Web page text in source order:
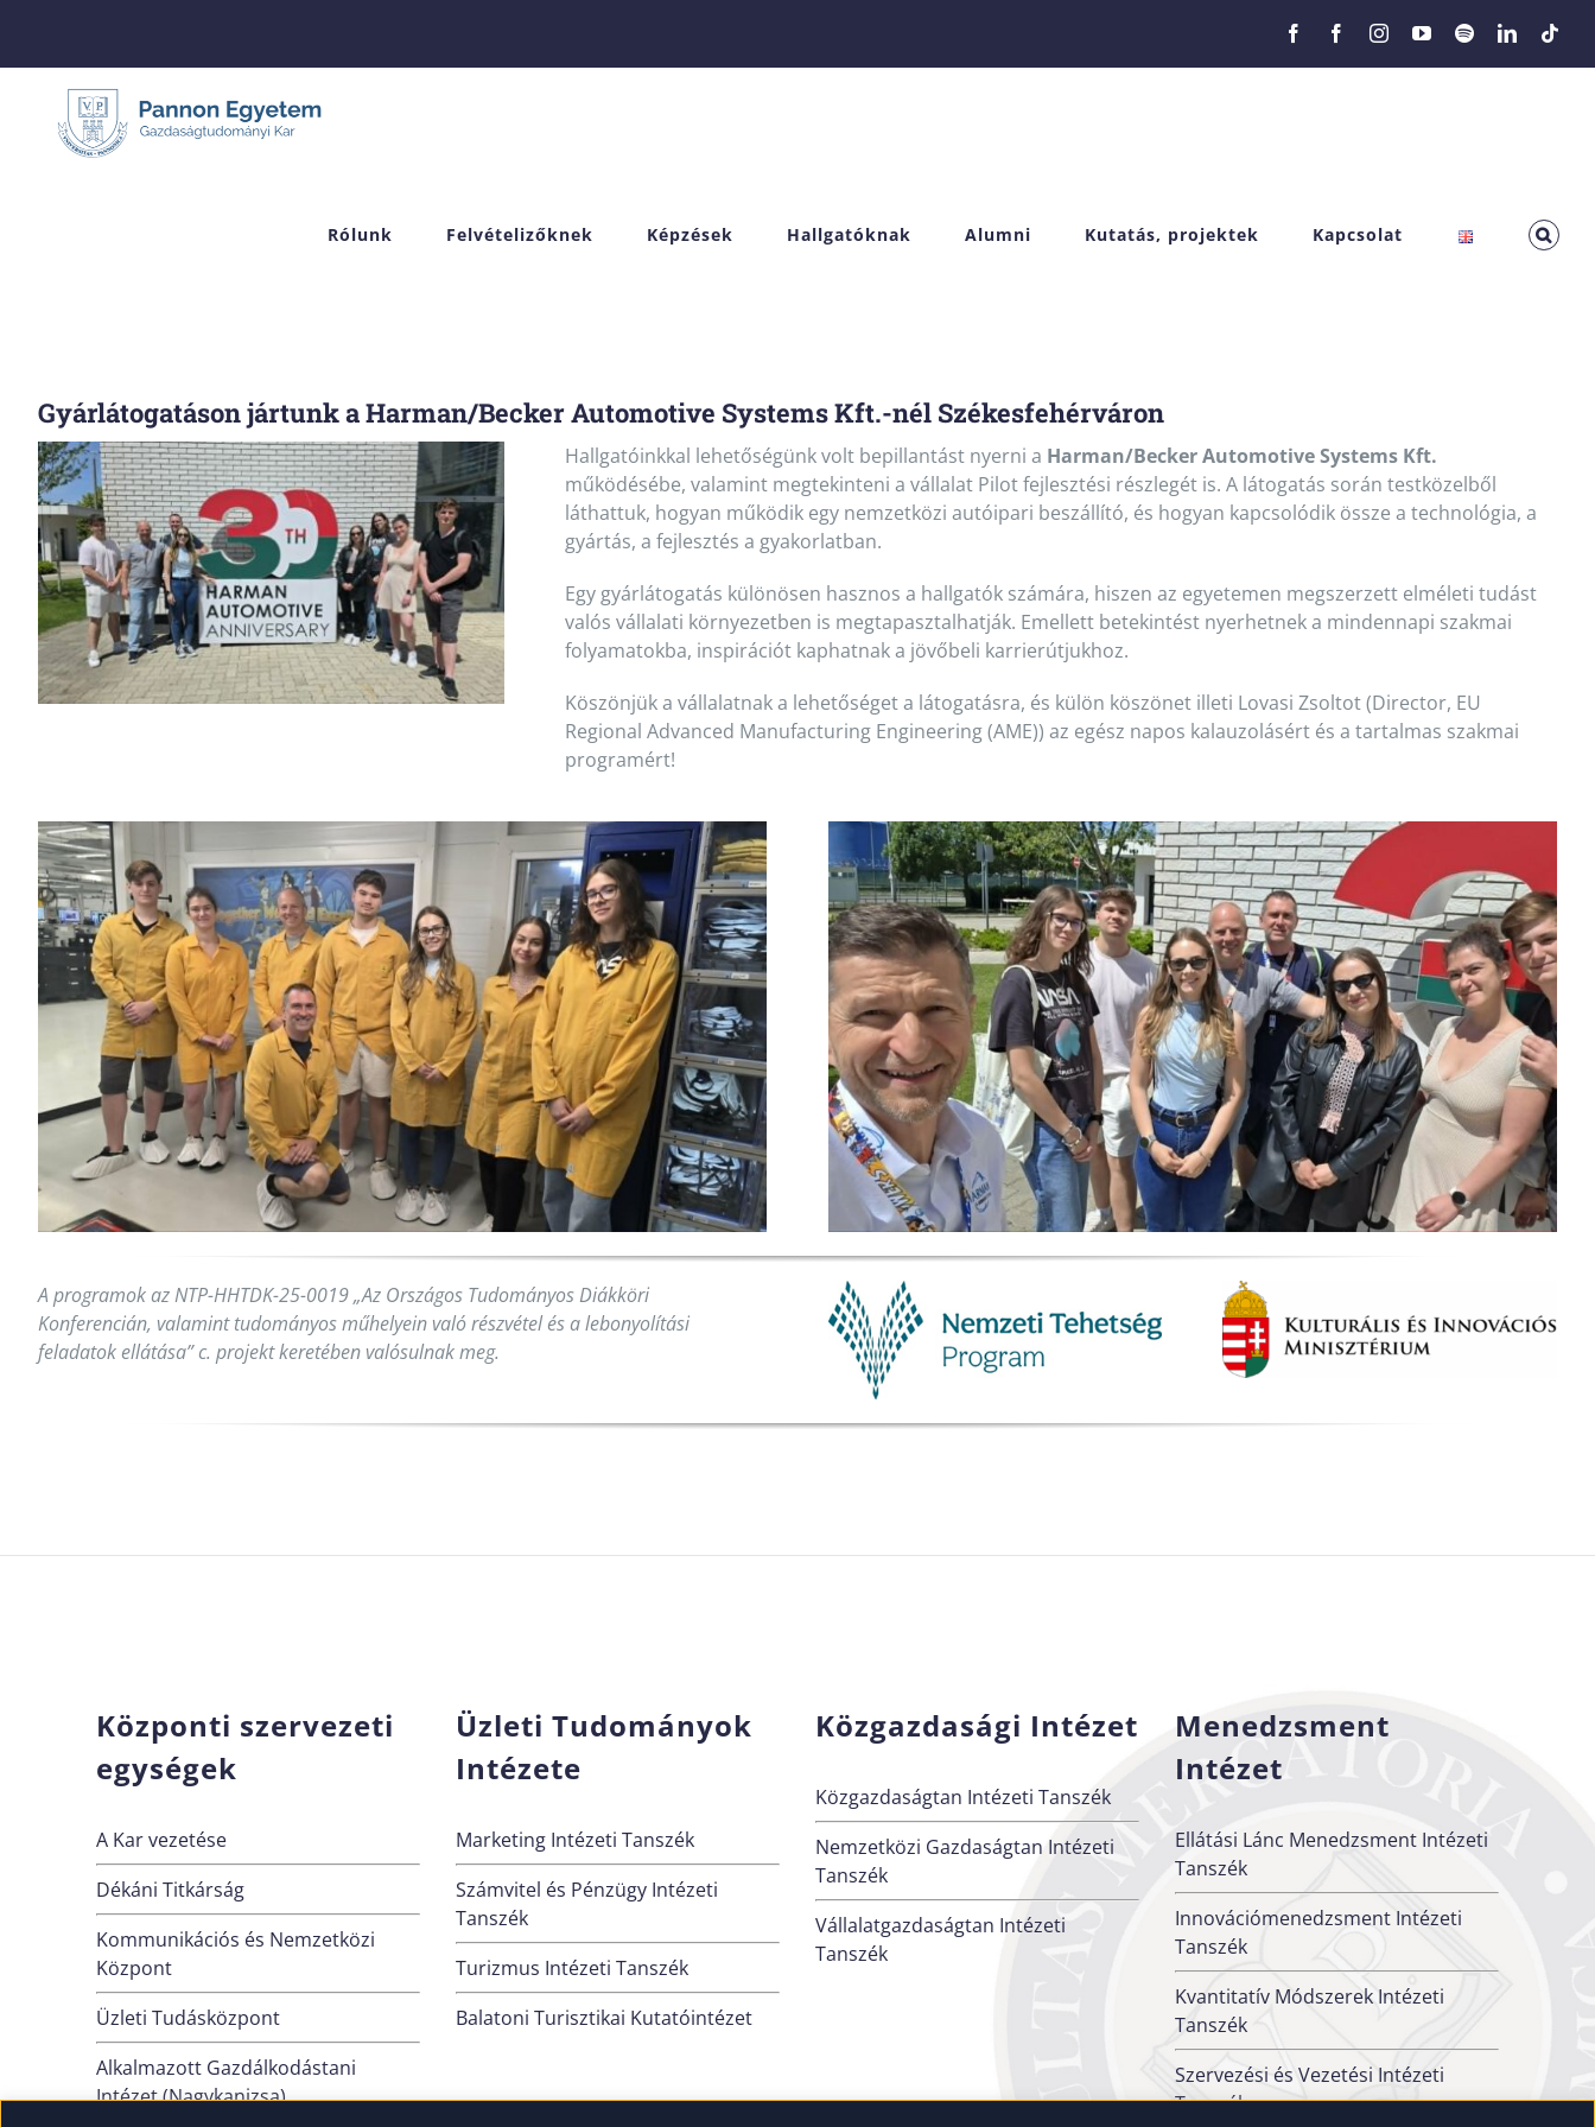
content
FacebookFacebookInstagramYouTube
SpotifyLinkedIn
Rólunk Felvételizőknek Képzések Hallgatóknak Alumni Kutatás, projektek Kapcsolat
Gyárlátogatáson jártunk a Harman/Becker Automotive Systems Kft.-nél Székesfehérváron
Hallgatóinkkal lehetőségünk volt bepillantást nyerni a Harman/Becker Automotive Systems Kft.
működésébe, valamint megtekinteni a vállalat Pilot fejlesztési részlegét is. A látogatás során testközelből
láthattuk, hogyan működik egy nemzetközi autóipari beszállító, és hogyan kapcsolódik össze a technológia, a
gyártás, a fejlesztés a gyakorlatban.
Egy gyárlátogatás különösen hasznos a hallgatók számára, hiszen az egyetemen megszerzett elméleti tudást
valós vállalati környezetben is megtapasztalhatják. Emellett betekintést nyerhetnek a mindennapi szakmai
folyamatokba, inspirációt kaphatnak a jövőbeli karrierútjukhoz.
Köszönjük a vállalatnak a lehetőséget a látogatásra, és külön köszönet illeti Lovasi Zsoltot (Director, EU
Regional Advanced Manufacturing Engineering (AME)) az egész napos kalauzolásért és a tartalmas szakmai
programért!
A programok az NTP-HHTDK-25-0019 „Az Országos Tudományos Diákköri
Konferencián, valamint tudományos műhelyein való részvétel és a lebonyolítási
feladatok ellátása” c. projekt keretében valósulnak meg.
Központi szervezeti
egységek
A Kar vezetése
Dékáni Titkárság
Kommunikációs és Nemzetközi
Központ
Üzleti Tudásközpont
Alkalmazott Gazdálkodástani
Intézet (Nagykanizsa)
Üzleti Tudományok
Intézete
Marketing Intézeti Tanszék
Számvitel és Pénzügy Intézeti
Tanszék
Turizmus Intézeti Tanszék
Balatoni Turisztikai Kutatóintézet
Közgazdasági Intézet
Közgazdaságtan Intézeti Tanszék
Nemzetközi Gazdaságtan Intézeti
Tanszék
Vállalatgazdaságtan Intézeti
Tanszék
Menedzsment
Intézet
Ellátási Lánc Menedzsment Intézeti
Tanszék
Innovációmenedzsment Intézeti
Tanszék
Kvantitatív Módszerek Intézeti
Tanszék
Szervezési és Vezetési Intézeti
Tanszék